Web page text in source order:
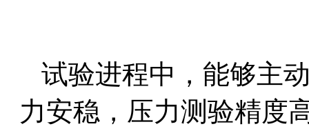
试验进程中，能够主
力安稳，压力测验精度